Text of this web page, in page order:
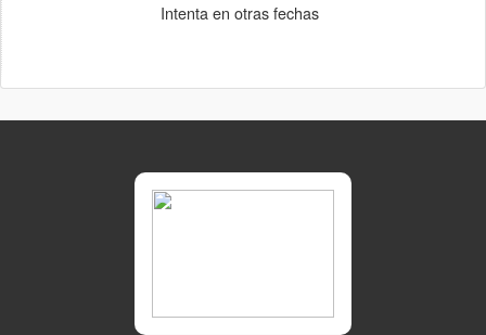
Intenta en otras fechas